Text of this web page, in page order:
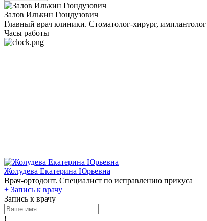
Залов Илькин Гюндузович
Главный врач клиники. Стоматолог-хирург, имплантолог
Часы работы
Жолудева Екатерина Юрьевна
Врач-ортодонт. Специалист по исправлению прикуса
+ Запись к врачу
Запись к врачу
!